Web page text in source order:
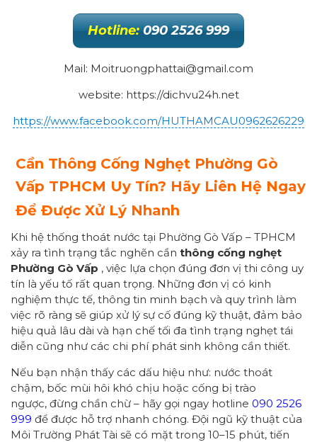
Hotline: 090 2526 999
Mail: Moitruongphattai@gmail.com
website: https://dichvu24h.net
https://www.facebook.com/HUTHAMCAU0962626229
Cần Thông Cống Nghẹt Phường Gò
Vấp TPHCM Uy Tín? Hãy Liên Hệ Ngay
Để Được Xử Lý Nhanh
Khi hệ thống thoát nước tại Phường Gò Vấp – TPHCM
xảy ra tình trạng tắc nghẽn cần thông cống nghẹt
Phường Gò Vấp , việc lựa chọn đúng đơn vị thi công uy
tín là yếu tố rất quan trọng. Những đơn vị có kinh
nghiệm thực tế, thông tin minh bạch và quy trình làm
việc rõ ràng sẽ giúp xử lý sự cố đúng kỹ thuật, đảm bảo
hiệu quả lâu dài và hạn chế tối đa tình trạng nghẹt tái
diễn cũng như các chi phí phát sinh không cần thiết.
Nếu bạn nhận thấy các dấu hiệu như: nước thoát
chậm, bốc mùi hôi khó chịu hoặc cống bị trào
ngược, đừng chần chừ – hãy gọi ngay hotline 090 2526
999 để được hỗ trợ nhanh chóng. Đội ngũ kỹ thuật của
Môi Trường Phát Tài sẽ có mặt trong 10–15 phút, tiến